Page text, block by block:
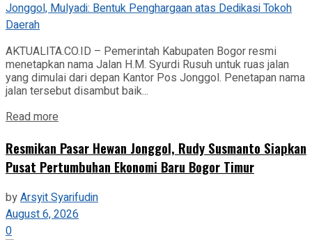
AKTUALITA.CO.ID – Pemerintah Kabupaten Bogor resmi
menetapkan nama Jalan H.M. Syurdi Rusuh untuk ruas jalan
yang dimulai dari depan Kantor Pos Jonggol. Penetapan nama
jalan tersebut disambut baik...
Read more
Resmikan Pasar Hewan Jonggol, Rudy Susmanto Siapkan
Pusat Pertumbuhan Ekonomi Baru Bogor Timur
byArsyit Syarifudin
August 6, 2026
0